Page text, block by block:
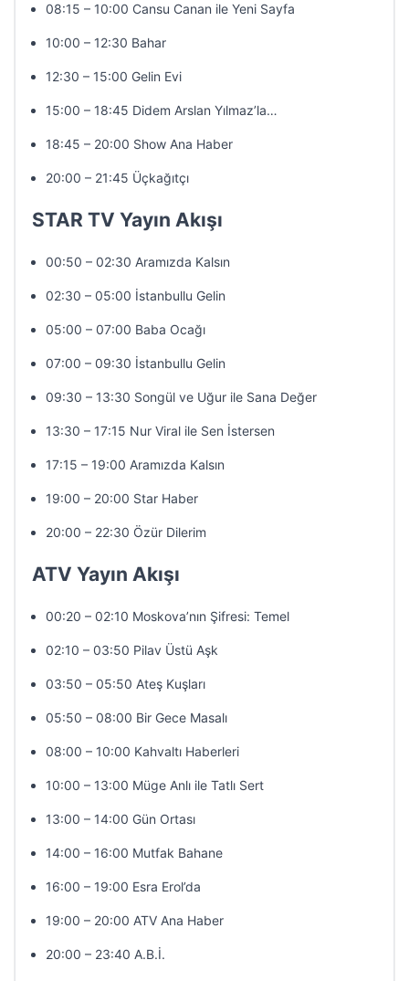
08:15 – 10:00 Cansu Canan ile Yeni Sayfa
10:00 – 12:30 Bahar
12:30 – 15:00 Gelin Evi
15:00 – 18:45 Didem Arslan Yılmaz’la…
18:45 – 20:00 Show Ana Haber
20:00 – 21:45 Üçkağıtçı
STAR TV Yayın Akışı
00:50 – 02:30 Aramızda Kalsın
02:30 – 05:00 İstanbullu Gelin
05:00 – 07:00 Baba Ocağı
07:00 – 09:30 İstanbullu Gelin
09:30 – 13:30 Songül ve Uğur ile Sana Değer
13:30 – 17:15 Nur Viral ile Sen İstersen
17:15 – 19:00 Aramızda Kalsın
19:00 – 20:00 Star Haber
20:00 – 22:30 Özür Dilerim
ATV Yayın Akışı
00:20 – 02:10 Moskova’nın Şifresi: Temel
02:10 – 03:50 Pilav Üstü Aşk
03:50 – 05:50 Ateş Kuşları
05:50 – 08:00 Bir Gece Masalı
08:00 – 10:00 Kahvaltı Haberleri
10:00 – 13:00 Müge Anlı ile Tatlı Sert
13:00 – 14:00 Gün Ortası
14:00 – 16:00 Mutfak Bahane
16:00 – 19:00 Esra Erol’da
19:00 – 20:00 ATV Ana Haber
20:00 – 23:40 A.B.İ.